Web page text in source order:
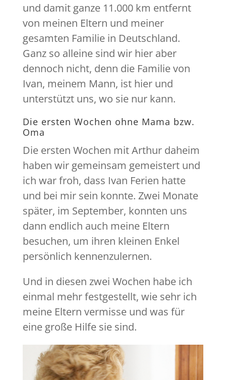
und damit ganze 11.000 km entfernt
von meinen Eltern und meiner
gesamten Familie in Deutschland.
Ganz so alleine sind wir hier aber
dennoch nicht, denn die Familie von
Ivan, meinem Mann, ist hier und
unterstützt uns, wo sie nur kann.
Die ersten Wochen ohne Mama bzw.
Oma
Die ersten Wochen mit Arthur daheim
haben wir gemeinsam gemeistert und
ich war froh, dass Ivan Ferien hatte
und bei mir sein konnte. Zwei Monate
später, im September, konnten uns
dann endlich auch meine Eltern
besuchen, um ihren kleinen Enkel
persönlich kennenzulernen.
Und in diesen zwei Wochen habe ich
einmal mehr festgestellt, wie sehr ich
meine Eltern vermisse und was für
eine große Hilfe sie sind.